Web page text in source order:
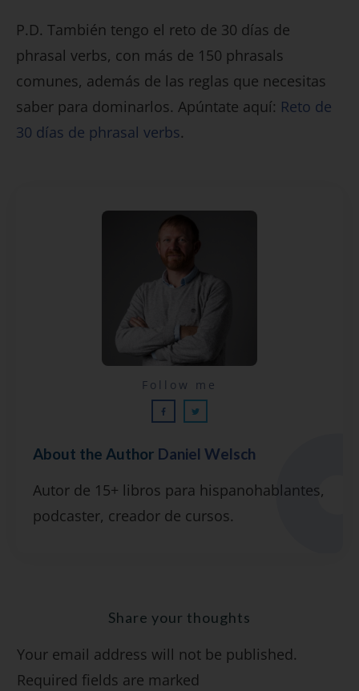
P.D. También tengo el reto de 30 días de
phrasal verbs, con más de 150 phrasals
comunes, además de las reglas que necesitas
saber para dominarlos. Apúntate aquí: Reto de
30 días de phrasal verbs.
Lecciones por email...
Suscríbete y recibirás 2 o 3 lecciones
gratuitas por semana, además de la guía
"7 errores comunes al hablar inglés (y
SÍ, QUIERO
About the Author Daniel Welsch
Autor de 15+ libros para hispanohablantes,
podcaster, creador de cursos.
Follow me
Share your thoughts
Your email address will not be published.
Required fields are marked